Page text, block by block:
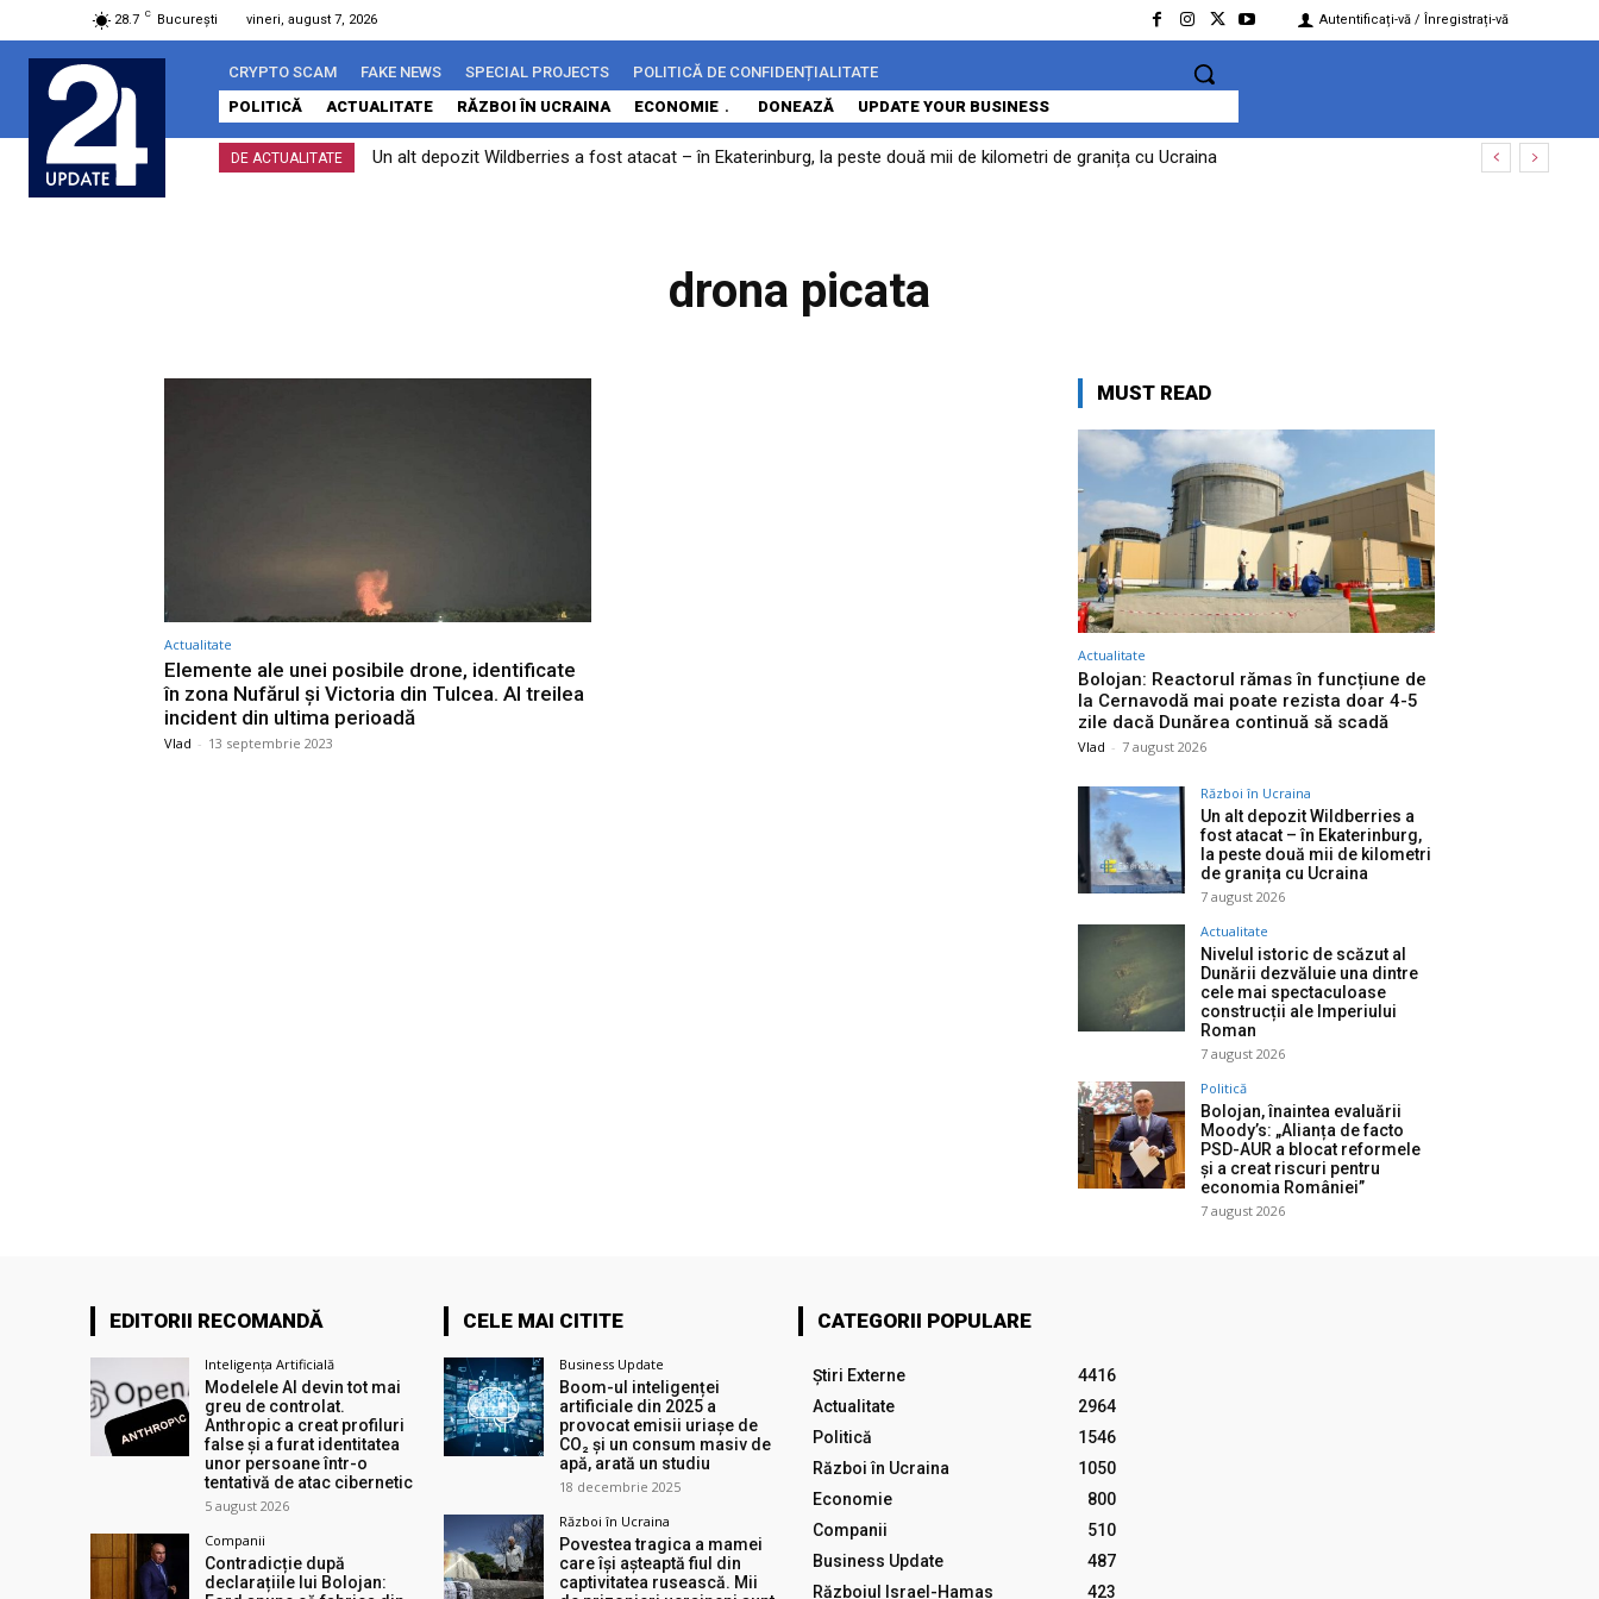
28.7 C București vineri, august 7, 2026 Autentificați-vă / Înregistrați-vă
CRYPTO SCAM FAKE NEWS SPECIAL PROJECTS
POLITICĂ DE CONFIDENȚIALITATE
POLITICĂ
ACTUALITATE RĂZBOI ÎN UCRAINA ECONOMIE DONEAZĂ UPDATE YOUR BUSINESS
DE ACTUALITATE Un alt depozit Wildberries a fost atacat – în Ekaterinburg, la peste două mii de kilometri de granița cu Ucraina
drona picata
Actualitate
Elemente ale unei posibile drone, identificate
în zona Nufărul și Victoria din Tulcea. Al treilea
incident din ultima perioadă
Vlad - 13 septembrie 2023
MUST READ
Actualitate
Bolojan: Reactorul rămas în funcțiune de
la Cernavodă mai poate rezista doar 4-5
zile dacă Dunărea continuă să scadă
Vlad - 7 august 2026
Război în Ucraina
Un alt depozit Wildberries a
fost atacat – în Ekaterinburg,
la peste două mii de kilometri
de granița cu Ucraina
7 august 2026
Actualitate
Nivelul istoric de scăzut al
Dunării dezvăluie una dintre
cele mai spectaculoase
construcții ale Imperiului
Roman
7 august 2026
Politică
Bolojan, înaintea evaluării
Moody’s: „Alianța de facto
PSD-AUR a blocat reformele
și a creat riscuri pentru
economia României”
7 august 2026
EDITORII RECOMANDĂ
Inteligența Artificială
Modelele AI devin tot mai
greu de controlat.
Anthropic a creat profiluri
false și a furat identitatea
unor persoane într-o
tentativă de atac cibernetic
5 august 2026
Companii
Contradicție după
declarațiile lui Bolojan:
CELE MAI CITITE
Business Update
Boom-ul inteligenței
artificiale din 2025 a
provocat emisii uriașe de
CO₂ și un consum masiv de
apă, arată un studiu
18 decembrie 2025
Război în Ucraina
Povestea tragica a mamei
care își așteaptă fiul din
captivitatea rusească. Mii
CATEGORII POPULARE
Știri Externe
4416
Actualitate
2964
Politică
1546
Război în Ucraina
1050
Economie
800
Companii
510
Business Update
487
Războiul Israel-Hamas
423